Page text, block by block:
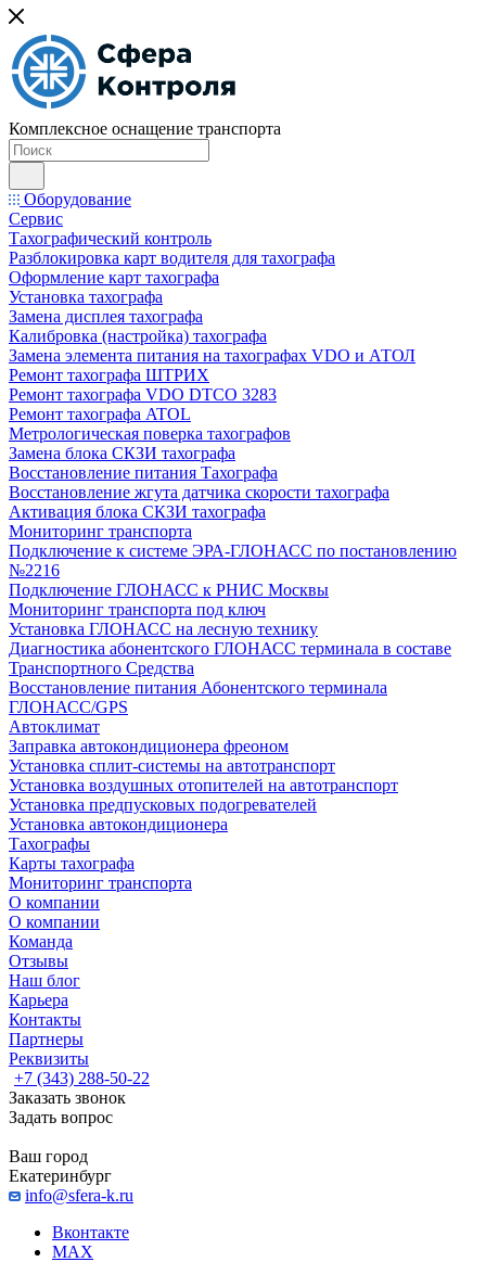
Комплексное оснащение транспорта
Оборудование
Сервис
Тахографический контроль
Разблокировка карт водителя для тахографа
Оформление карт тахографа
Установка тахографа
Замена дисплея тахографа
Калибровка (настройка) тахографа
Замена элемента питания на тахографах VDO и АТОЛ
Ремонт тахографа ШТРИХ
Ремонт тахографа VDO DTCO 3283
Ремонт тахографа ATOL
Метрологическая поверка тахографов
Замена блока СКЗИ тахографа
Восстановление питания Тахографа
Восстановление жгута датчика скорости тахографа
Активация блока СКЗИ тахографа
Мониторинг транспорта
Подключение к системе ЭРА-ГЛОНАСС по постановлению
№2216
Подключение ГЛОНАСС к РНИС Москвы
Мониторинг транспорта под ключ
Установка ГЛОНАСС на лесную технику
Диагностика абонентского ГЛОНАСС терминала в составе
Транспортного Средства
Восстановление питания Абонентского терминала
ГЛОНАСС/GPS
Автоклимат
Заправка автокондиционера фреоном
Установка сплит-системы на автотранспорт
Установка воздушных отопителей на автотранспорт
Установка предпусковых подогревателей
Установка автокондиционера
Тахографы
Карты тахографа
Мониторинг транспорта
О компании
О компании
Команда
Отзывы
Наш блог
Карьера
Контакты
Партнеры
Реквизиты
+7 (343) 288-50-22
Заказать звонок
Задать вопрос
Ваш город
Екатеринбург
info@sfera-k.ru
Вконтакте
MAX